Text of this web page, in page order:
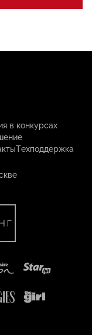
в конкурсах
Техподдержка